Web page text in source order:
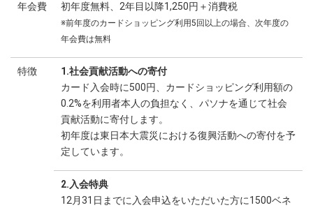
年会費 初年度無料、2年目以降1,250円＋消費税
※前年度のカードショッピング利用5回以上の場合、次年度の
年会費は無料
特徴
1.社会貢献活動への寄付
カード入会時に500円、カードショッピング利用額の
0.2%を利用者本人の負担なく、パソナを通じて社会
貢献活動に寄付します。
初年度は東日本大震災における復興活動への寄付を予
定しています。
2.入会特典
12月31日までに入会申込をいただいた方に1500ベネ